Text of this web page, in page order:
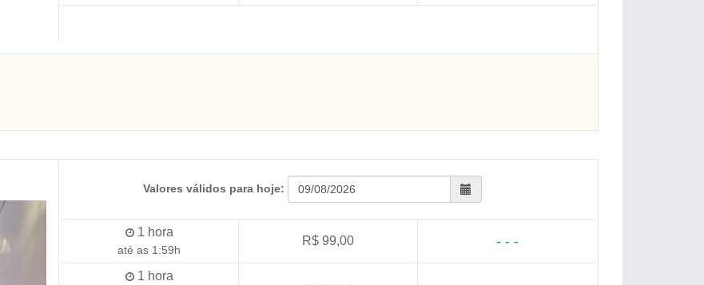
Valores válidos para hoje:
1 hora
até as 1:59h
R$ 99,00 - - -
1 hora